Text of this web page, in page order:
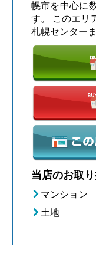
幌市を中心に
す。 このエリ
札幌センター
当店のお取
マンション
土地